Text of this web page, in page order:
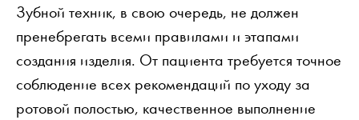
Зубной техник, в свою очередь, не должен
пренебрегать всеми правилами и этапами
создания изделия. От пациента требуется точное
соблюдение всех рекомендаций по уходу за
ротовой полостью, качественное выполнение